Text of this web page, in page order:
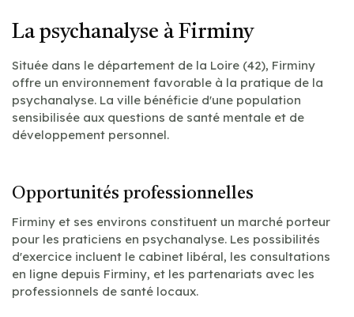
La psychanalyse à Firminy
Située dans le département de la Loire (42), Firminy
offre un environnement favorable à la pratique de la
psychanalyse. La ville bénéficie d'une population
sensibilisée aux questions de santé mentale et de
développement personnel.
Opportunités professionnelles
Firminy et ses environs constituent un marché porteur
pour les praticiens en psychanalyse. Les possibilités
d'exercice incluent le cabinet libéral, les consultations
en ligne depuis Firminy, et les partenariats avec les
professionnels de santé locaux.